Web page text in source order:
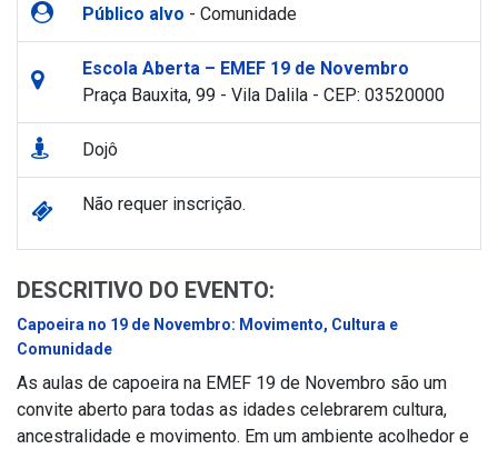
Público alvo - Comunidade
Escola Aberta – EMEF 19 de Novembro
Praça Bauxita, 99 - Vila Dalila - CEP: 03520000
Dojô
Não requer inscrição.
DESCRITIVO DO EVENTO:
Capoeira no 19 de Novembro: Movimento, Cultura e
Comunidade
As aulas de capoeira na EMEF 19 de Novembro são um
convite aberto para todas as idades celebrarem cultura,
ancestralidade e movimento. Em um ambiente acolhedor e